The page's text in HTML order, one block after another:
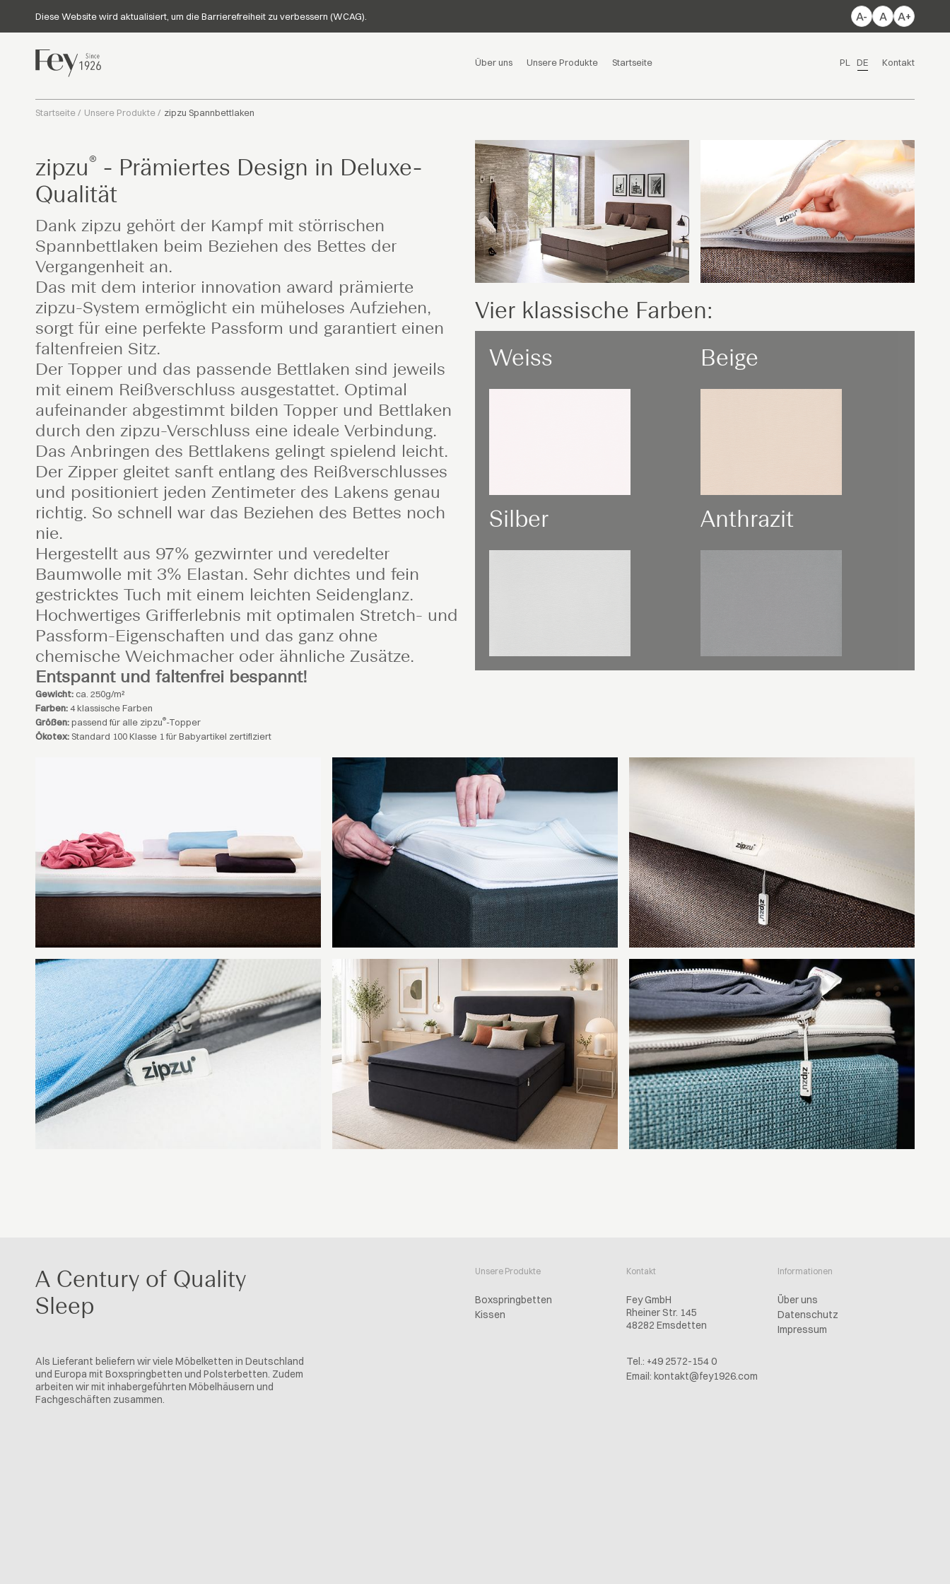
Diese Website wird aktualisiert, um die Barrierefreiheit zu verbessern (WCAG). A- A A+
Über uns Unsere Produkte Startseite Kontakt
DE
PL
Startseite/ Unsere Produkte/ zipzu Spannbettlaken
zipzu® - Prämiertes Design in Deluxe-
Qualität
Dank zipzu gehört der Kampf mit störrischen
Spannbettlaken beim Beziehen des Bettes der
Vergangenheit an.
Das mit dem interior innovation award prämierte
zipzu-System ermöglicht ein müheloses Aufziehen,
sorgt für eine perfekte Passform und garantiert einen
faltenfreien Sitz.
Der Topper und das passende Bettlaken sind jeweils
mit einem Reißverschluss ausgestattet. Optimal
aufeinander abgestimmt bilden Topper und Bettlaken
durch den zipzu-Verschluss eine ideale Verbindung.
Das Anbringen des Bettlakens gelingt spielend leicht.
Der Zipper gleitet sanft entlang des Reißverschlusses
und positioniert jeden Zentimeter des Lakens genau
richtig. So schnell war das Beziehen des Bettes noch
nie.
Hergestellt aus 97% gezwirnter und veredelter
Baumwolle mit 3% Elastan. Sehr dichtes und fein
gestricktes Tuch mit einem leichten Seidenglanz.
Hochwertiges Grifferlebnis mit optimalen Stretch- und
Passform-Eigenschaften und das ganz ohne
chemische Weichmacher oder ähnliche Zusätze.
Entspannt und faltenfrei bespannt!
Gewicht: ca. 250g/m²
Farben:4 klassische Farben
Größen:passend für alle zipzu®-Topper
Ökotex:Standard 100 Klasse 1 für Babyartikel zertifiziert
Vier klassische Farben:
Weiss
Beige
Silber Anthrazit
A Century of Quality
Sleep
Als Lieferant beliefern wir viele Möbelketten in Deutschland
und Europa mit Boxspringbetten und Polsterbetten. Zudem
arbeiten wir mit inhabergeführten Möbelhäusern und
Fachgeschäften zusammen.
Unsere Produkte
Boxspringbetten
Kissen
Kontakt
Fey GmbH
Rheiner Str. 145
48282 Emsdetten
Tel.: +49 2572-154 0
Email: kontakt@fey1926.com
Informationen
Über uns
Datenschutz
Impressum